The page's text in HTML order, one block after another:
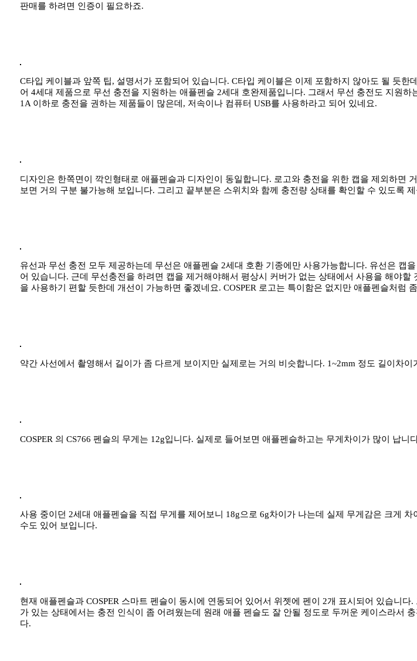
판매를 하려면 인증이 필요하죠.
C타입 케이블과 앞쪽 팁, 설명서가 포함되어 있습니다. C타입 케이블은 이제 포함하지 않아도 될 듯
어 4세대 제품으로 무선 충전을 지원하는 애플펜슬 2세대 호완제품입니다. 그래서 무선 충전도 지원
1A 이하로 충전을 권하는 제품들이 많은데, 저속이나 컴퓨터 USB를 사용하라고 되어 있네요.
디자인은 한쪽면이 깍인형태로 애플펜슬과 디자인이 동일합니다. 로고와 충전을 위한 캡을 제외하면
보면 거의 구분 불가능해 보입니다. 그리고 끝부분은 스위치와 함께 충전량 상태를 확인할 수 있도록
유선과 무선 충전 모두 제공하는데 무선은 애플펜슬 2세대 호환 기종에만 사용가능합니다. 유선은 캡
어 있습니다. 근데 무선충전을 하려면 캡을 제거해야해서 평상시 커버가 없는 상태에서 사용을 해야
을 사용하기 편할 듯한데 개선이 가능하면 좋겠네요. COSPER 로고는 특이함은 없지만 애플펜슬처럼
약간 사선에서 촬영해서 길이가 좀 다르게 보이지만 실제로는 거의 비슷합니다. 1~2mm 정도 길이차
COSPER 의 CS766 펜슬의 무게는 12g입니다. 실제로 들어보면 애플펜슬하고는 무게차이가 많이 납
사용 중이던 2세대 애플펜슬을 직접 무게를 제어보니 18g으로 6g차이가 나는데 실제 무게감은 크게
수도 있어 보입니다.
현재 애플펜슬과 COSPER 스마트 펜슬이 동시에 연동되어 있어서 위젯에 펜이 2개 표시되어 있습니
가 있는 상태에서는 충전 인식이 좀 어려웠는데 원래 애플 펜슬도 잘 안될 정도로 두꺼운 케이스라서
다.